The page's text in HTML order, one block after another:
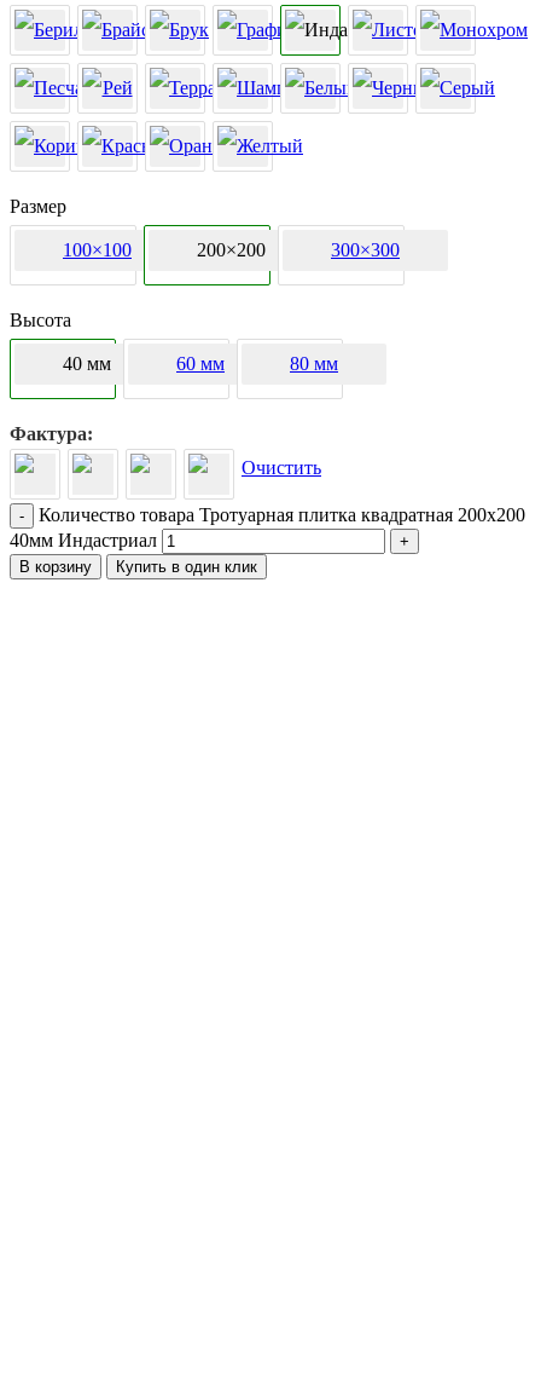
Размер
100×100 200×200 300×300
Высота
40 мм 60 мм 80 мм
Фактура
Очистить
-
Количество товара Тротуарная плитка квадратная 200х200
40мм Индастриал
+
В корзину
Купить в один клик